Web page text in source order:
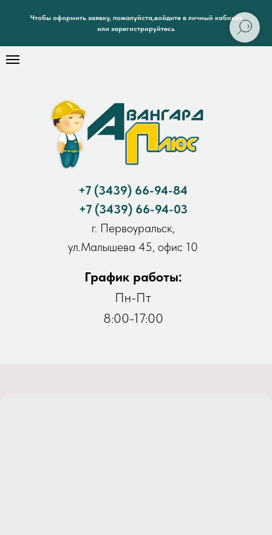
Чтобы оформить заявку, пожалуйста,войдите в личный кабинет
или зарегистрируйтесь
+7 (3439) 66-94-84
+7 (3439) 66-94-03
г. Первоуральск,
ул.Малышева 45, офис 10
График работы:
Пн-Пт
8:00-17:00